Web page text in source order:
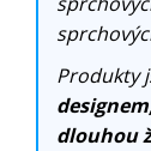
Produkty
dlouhou